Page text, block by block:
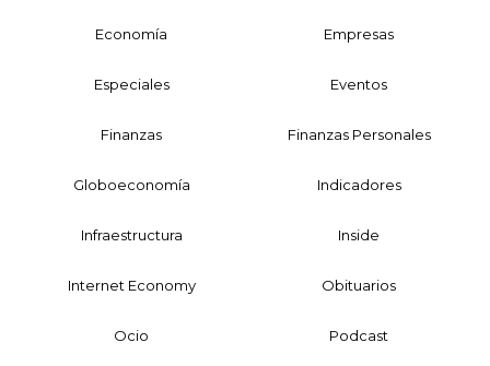
Economía Empresas
Especiales Eventos
Finanzas Finanzas Personales
Globoeconomía Indicadores
Infraestructura Inside
Internet Economy Obituarios
Ocio Podcast